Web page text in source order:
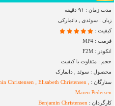
مدت زمان : ۹۱ دقیقه
زبان : سوئدی , دانمارکی
کیفیت :
فرمت : MP4
انکودر : F2M
حجم : متفاوت با کیفیت
محصول : سوئد , دانمارک
ستارگان :
Christensen , Elisabeth Christensen ,
Maren Pedersen
کارگردان : Benjamin Christensen